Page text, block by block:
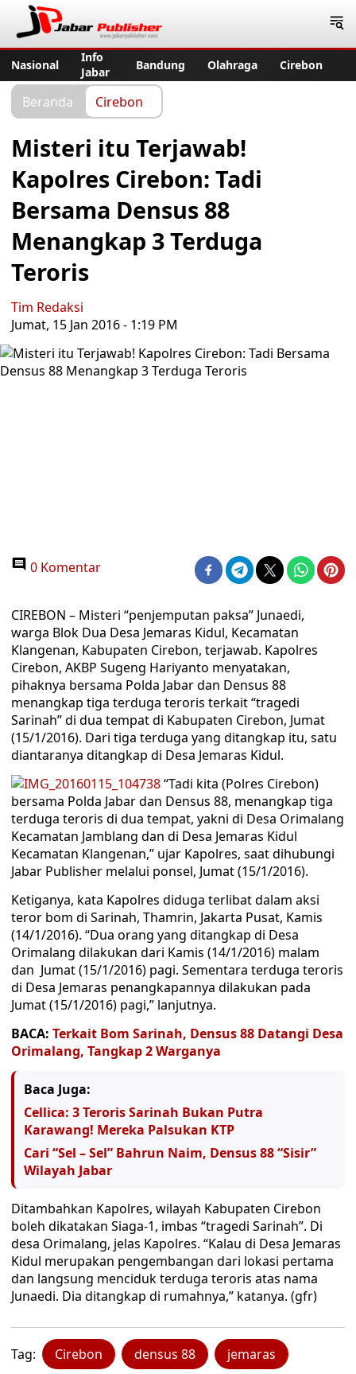
Nasional
Info
Jabar
Bandung Olahraga Cirebon
Beranda Cirebon
Misteri itu Terjawab!
Kapolres Cirebon: Tadi
Bersama Densus 88
Menangkap 3 Terduga
Teroris
Tim Redaksi
Jumat, 15 Jan 2016 - 1:19 PM
0 Komentar
CIREBON – Misteri “penjemputan paksa” Junaedi,
warga Blok Dua Desa Jemaras Kidul, Kecamatan
Klangenan, Kabupaten Cirebon, terjawab. Kapolres
Cirebon, AKBP Sugeng Hariyanto menyatakan,
pihaknya bersama Polda Jabar dan Densus 88
menangkap tiga terduga teroris terkait “tragedi
Sarinah” di dua tempat di Kabupaten Cirebon, Jumat
(15/1/2016). Dari tiga terduga yang ditangkap itu, satu
diantaranya ditangkap di Desa Jemaras Kidul.
“Tadi kita (Polres Cirebon)
bersama Polda Jabar dan Densus 88, menangkap tiga
terduga teroris di dua tempat, yakni di Desa Orimalang
Kecamatan Jamblang dan di Desa Jemaras Kidul
Kecamatan Klangenan,” ujar Kapolres, saat dihubungi
Jabar Publisher melalui ponsel, Jumat (15/1/2016).
Ketiganya, kata Kapolres diduga terlibat dalam aksi
teror bom di Sarinah, Thamrin, Jakarta Pusat, Kamis
(14/1/2016). “Dua orang yang ditangkap di Desa
Orimalang dilakukan dari Kamis (14/1/2016) malam
dan Jumat (15/1/2016) pagi. Sementara terduga teroris
di Desa Jemaras penangkapannya dilakukan pada
Jumat (15/1/2016) pagi,” lanjutnya.
BACA: Terkait Bom Sarinah, Densus 88 Datangi Desa
Orimalang, Tangkap 2 Warganya
Baca Juga:
Cellica: 3 Teroris Sarinah Bukan Putra
Karawang! Mereka Palsukan KTP
Cari “Sel – Sel” Bahrun Naim, Densus 88 “Sisir”
Wilayah Jabar
Ditambahkan Kapolres, wilayah Kabupaten Cirebon
boleh dikatakan Siaga-1, imbas “tragedi Sarinah”. Di
desa Orimalang, jelas Kapolres. “Kalau di Desa Jemaras
Kidul merupakan pengembangan dari lokasi pertama
dan langsung menciduk terduga teroris atas nama
Junaedi. Dia ditangkap di rumahnya,” katanya. (gfr)
Tag: Cirebon densus 88 jemaras